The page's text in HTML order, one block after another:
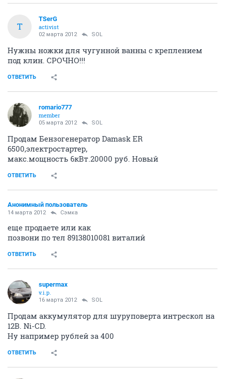
T
TSerG
activist
02 марта 2012 SOL
Нужны ножки для чугунной ванны с креплением
под клин. СРОЧНО!!!
ОТВЕТИТЬ
romario777
member
05 марта 2012 SOL
Продам Бензогенератор Damask ER
6500,электростартер,
макс.мощность 6кВт.20000 руб. Новый
ОТВЕТИТЬ
Анонимный пользователь
14 марта 2012 Сэмка
еще продаете или как
позвони по тел 89138010081 виталий
ОТВЕТИТЬ
supermax
v.i.p.
16 марта 2012 SOL
Продам аккумулятор для шуруповерта интрескол на
12В. Ni-CD.
Ну например рублей за 400
ОТВЕТИТЬ